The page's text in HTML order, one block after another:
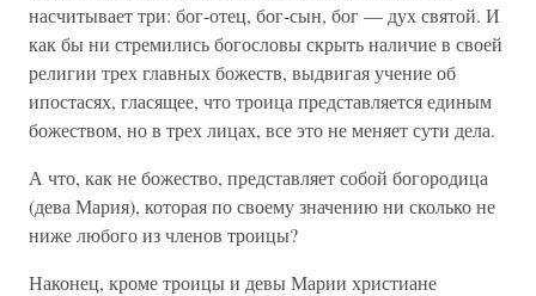
насчитывает три: бог-отец, бог-сын, бог — дух святой. И
как бы ни стремились богословы скрыть наличие в своей
религии трех главных божеств, выдвигая учение об
ипостасях, гласящее, что троица представляется единым
божеством, но в трех лицах, все это не меняет сути дела.
А что, как не божество, представляет собой богородица
(дева Мария), которая по своему значению ни сколько не
ниже любого из членов троицы?
Наконец, кроме троицы и девы Марии христиане